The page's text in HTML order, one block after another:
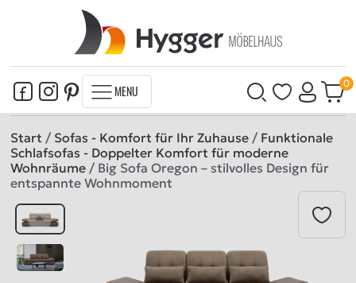
MENU
Start / Sofas - Komfort für Ihr Zuhause / Funktionale
Schlafsofas - Doppelter Komfort für moderne
Wohnräume / Big Sofa Oregon – stilvolles Design für
entspannte Wohnmoment